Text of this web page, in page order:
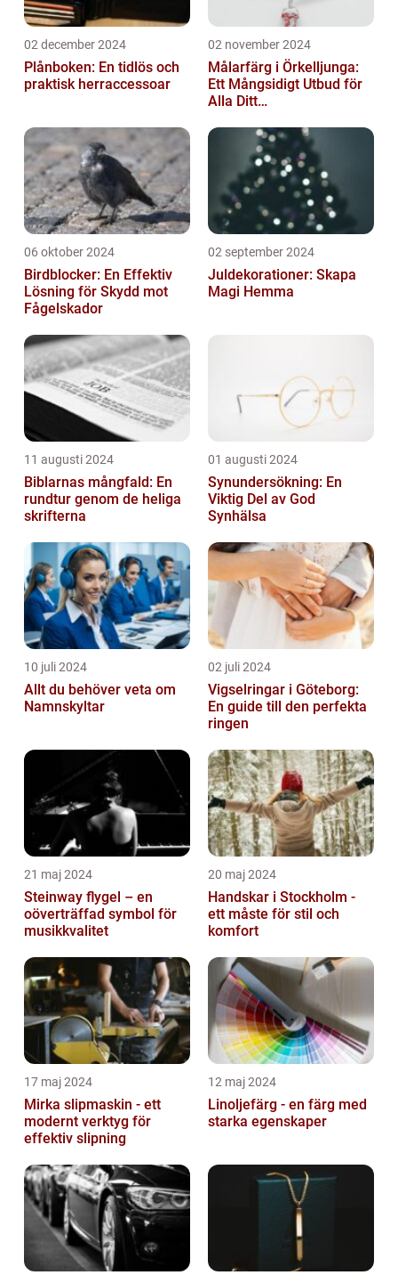
02 december 2024
Plånboken: En tidlös och
praktisk herraccessoar
02 november 2024
Målarfärg i Örkelljunga:
Ett Mångsidigt Utbud för
Alla Ditt
06 oktober 2024
Birdblocker: En Effektiv
Lösning för Skydd mot
Fågelskador
02 september 2024
Juldekorationer: Skapa
Magi Hemma
11 augusti 2024
Biblarnas mångfald: En
rundtur genom de heliga
skrifterna
01 augusti 2024
Synundersökning: En
Viktig Del av God
Synhälsa
10 juli 2024
Allt du behöver veta om
Namnskyltar
02 juli 2024
Vigselringar i Göteborg:
En guide till den perfekta
ringen
21 maj 2024
Steinway flygel – en
oöverträffad symbol för
musikkvalitet
20 maj 2024
Handskar i Stockholm -
ett måste för stil och
komfort
17 maj 2024
Mirka slipmaskin - ett
modernt verktyg för
effektiv slipning
12 maj 2024
Linoljefärg - en färg med
starka egenskaper